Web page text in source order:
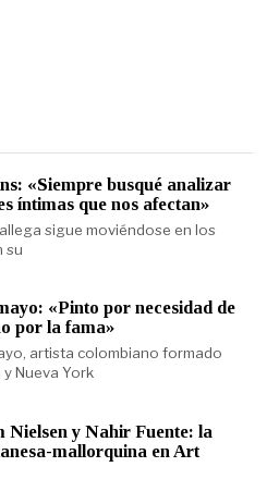
«Siempre busqué analizar
íntimas que nos afectan»
sigue moviéndose en los
su
«Pinto por necesidad de
por la fama»
artista colombiano formado
Nueva York
y Nahir Fuente: la
mallorquina en Art